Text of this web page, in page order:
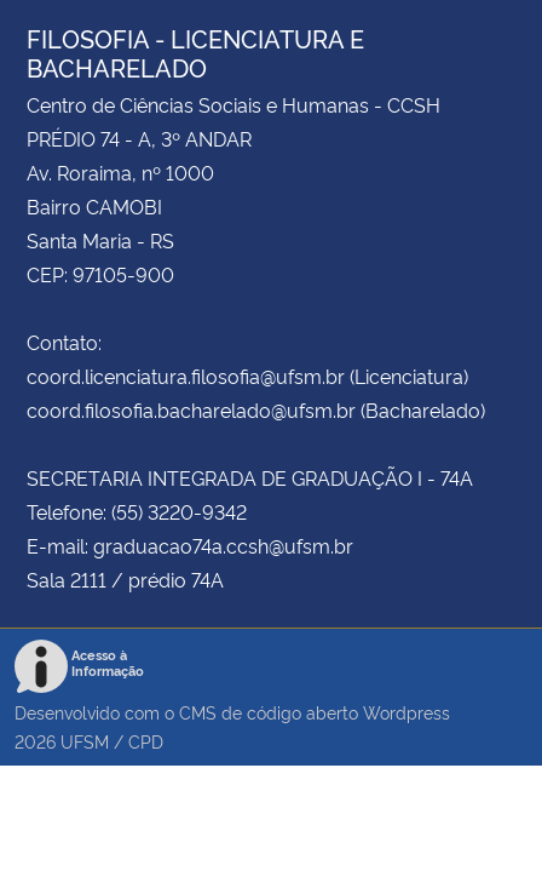
Advocacia-Geral da União
Banco Central do Brasil
Planalto
FILOSOFIA - LICENCIATURA E
BACHARELADO
Centro de Ciências Sociais e Humanas - CCSH
PRÉDIO 74 - A, 3º ANDAR
Av. Roraima, nº 1000
Bairro CAMOBI
Santa Maria - RS
CEP: 97105-900
Contato:
coord.licenciatura.filosofia@ufsm.br (Licenciatura)
coord.filosofia.bacharelado@ufsm.br (Bacharelado)
SECRETARIA INTEGRADA DE GRADUAÇÃO I - 74A
Telefone: (55) 3220-9342
E-mail: graduacao74a.ccsh@ufsm.br
Sala 2111 / prédio 74A
Acesso à
Informação
Desenvolvido com o CMS de código aberto Wordpress
2026 UFSM / CPD